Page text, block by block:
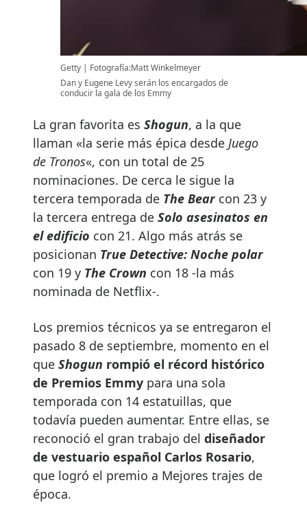
Getty
Fotografía:Matt Winkelmeyer
Dan y Eugene Levy serán los encargados de
conducir la gala de los Emmy
La gran favorita es Shogun, a la que
llaman «la serie más épica desde Juego
de Tronos«, con un total de 25
nominaciones. De cerca le sigue la
tercera temporada de The Bear con 23 y
la tercera entrega de Solo asesinatos en
el edificio con 21. Algo más atrás se
posicionan True Detective: Noche polar
con 19 y The Crown con 18 -la más
nominada de Netflix-.
Los premios técnicos ya se entregaron el
pasado 8 de septiembre, momento en el
que Shogun rompió el récord histórico
de Premios Emmy para una sola
temporada con 14 estatuillas, que
todavía pueden aumentar. Entre ellas, se
reconoció el gran trabajo del diseñador
de vestuario español Carlos Rosario,
que logró el premio a Mejores trajes de
época.